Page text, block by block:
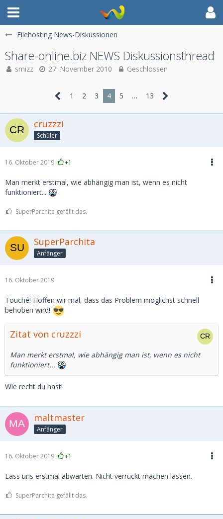
Filehosting News-Diskussionen
Share-online.biz NEWS Diskussionsthread
smizz 27. November 2010 Geschlossen
1 2 3 4 5 … 13
cruzzzi
Schüler
16. Oktober 2019 +1
Man merkt erstmal, wie abhängig man ist, wenn es nicht
funktioniert...
SuperParchita gefällt das.
SuperParchita
Anfänger
16. Oktober 2019
Touché! Hoffen wir mal, dass das Problem möglichst schnell
behoben wird!
Zitat von cruzzzi
Man merkt erstmal, wie abhängig man ist, wenn es nicht
funktioniert...
Wie recht du hast!
maltmaster
Anfänger
16. Oktober 2019 +1
Lass uns erstmal abwarten. Nicht verrückt machen lassen.
SuperParchita gefällt das.